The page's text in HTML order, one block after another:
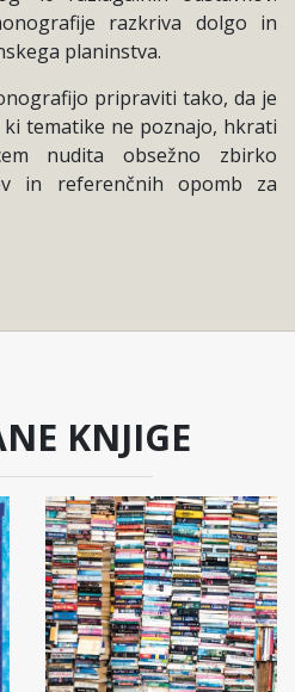
razkriva dolgo in
planinstva.
pripraviti tako, da je
tematike ne poznajo, hkrati
nudita obsežno zbirko
in referenčnih opomb za
KNJIGE